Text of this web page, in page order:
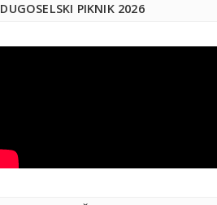
DUGOSELSKI PIKNIK 2026